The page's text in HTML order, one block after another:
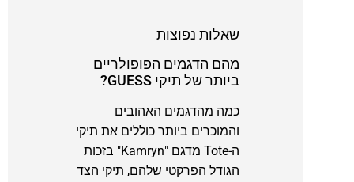
שאלות נפוצות
מהם הדגמים הפופולריים
ביותר של תיקי GUESS?
כמה מהדגמים האהובים
והמוכרים ביותר כוללים את תיקי
ה-Tote מדגם "Kamryn" בזכות
הגודל הפרקטי שלהם, תיקי הצד